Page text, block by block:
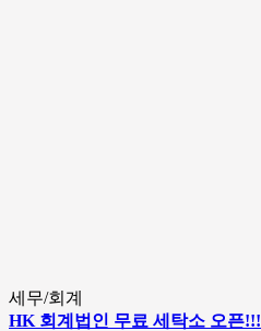
세무/회계
HK 회계법인 무료 세탁소 오픈!!!